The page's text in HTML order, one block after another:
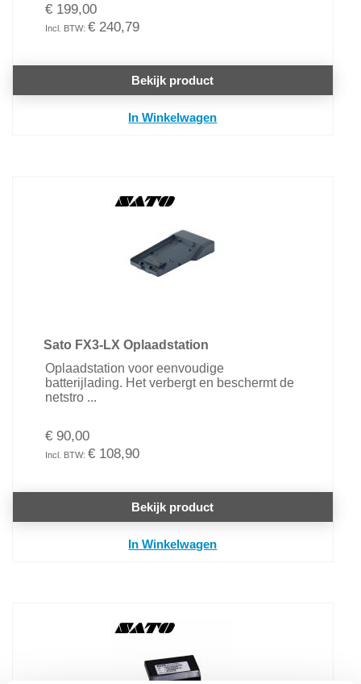
€ 199,00
€ 240,79
Bekijk product
In Winkelwagen
Sato FX3-LX Oplaadstation
Oplaadstation voor eenvoudige
batterijlading. Het verbergt en beschermt de
netstro ...
€ 90,00
€ 108,90
Bekijk product
In Winkelwagen